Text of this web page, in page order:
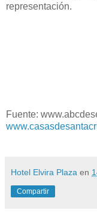
representación.
Fuente:
Hotel Elvira Plaza en
Compartir